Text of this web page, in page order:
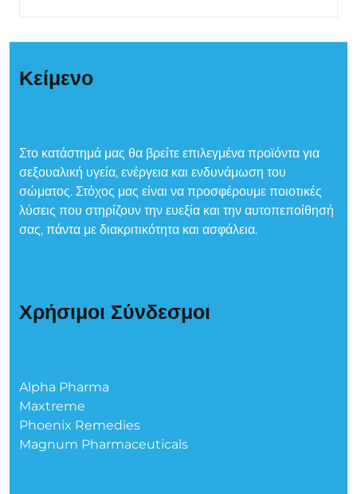
Κείμενο
Στο κατάστημά μας θα βρείτε επιλεγμένα προϊόντα για
σεξουαλική υγεία, ενέργεια και ενδυνάμωση του
σώματος. Στόχος μας είναι να προσφέρουμε ποιοτικές
λύσεις που στηρίζουν την ευεξία και την αυτοπεποίθησή
σας, πάντα με διακριτικότητα και ασφάλεια.
Χρήσιμοι Σύνδεσμοι
Alpha Pharma
Maxtreme
Phoenix Remedies
Magnum Pharmaceuticals